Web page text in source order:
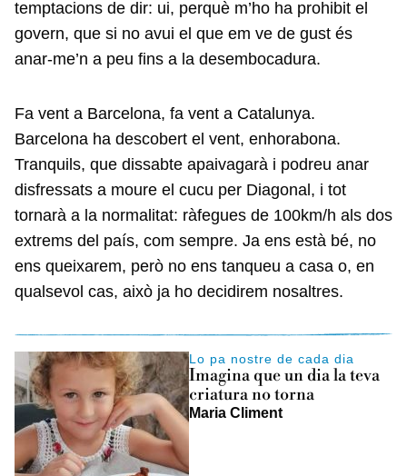
temptacions de dir: ui, perquè m’ho ha prohibit el
govern, que si no avui el que em ve de gust és
anar-me’n a peu fins a la desembocadura.
Fa vent a Barcelona, fa vent a Catalunya.
Barcelona ha descobert el vent, enhorabona.
Tranquils, que dissabte apaivagarà i podreu anar
disfressats a moure el cucu per Diagonal, i tot
tornarà a la normalitat: ràfegues de 100km/h als dos
extrems del país, com sempre. Ja ens està bé, no
ens queixarem, però no ens tanqueu a casa o, en
qualsevol cas, això ja ho decidirem nosaltres.
Lo pa nostre de cada dia
Imagina que un dia la teva
criatura no torna
Maria Climent